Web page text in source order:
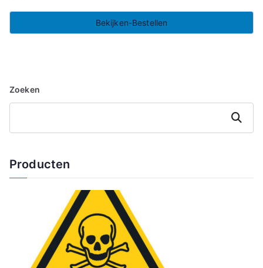
Bekijken-Bestellen
Zoeken
Zoeken
Producten